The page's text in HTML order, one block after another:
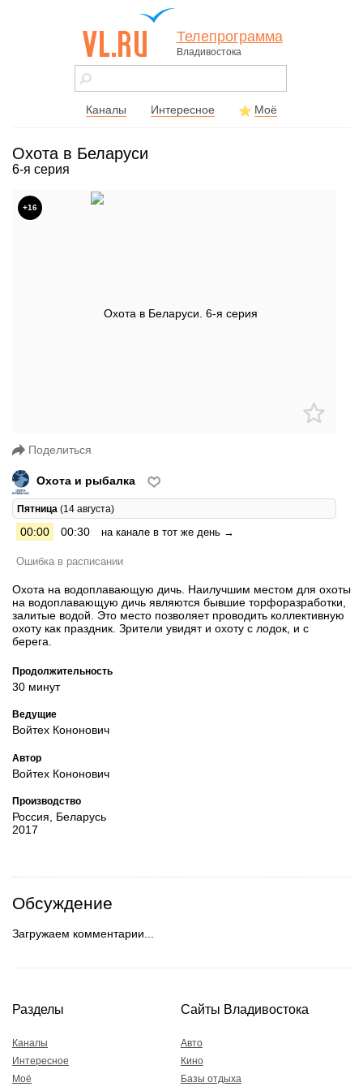
vl.ru - сайт
города
Телепрограмма
Владивостока
Каналы Интересное Моё
Охота в Беларуси
6-я серия
+16
Поделиться
Охота и рыбалка
Пятница (14 августа)
00:00 00:30 на канале в тот же день →
Ошибка в расписании
Охота на водоплавающую дичь. Наилучшим местом для охоты
на водоплавающую дичь являются бывшие торфоразработки,
залитые водой. Это место позволяет проводить коллективную
охоту как праздник. Зрители увидят и охоту с лодок, и с
берега.
Продолжительность
30 минут
Ведущие
Войтех Кононович
Автор
Войтех Кононович
Производство
Россия, Беларусь
2017
Обсуждение
Загружаем комментарии...
Разделы
Каналы
Интересное
Моё
Сайты Владивостока
Авто
Кино
Базы отдыха